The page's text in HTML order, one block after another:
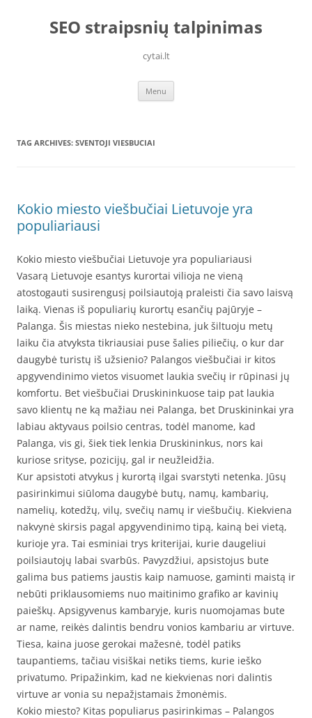
contentSEO straipsnių talpinimas
cytai.lt
Menu
TAG ARCHIVES: SVENTOJI VIESBUCIAI
Kokio miesto viešbučiai Lietuvoje yra
populiariausi
Kokio miesto viešbučiai Lietuvoje yra populiariausi
Vasarą Lietuvoje esantys kurortai vilioja ne vieną
atostogauti susirengusį poilsiautoją praleisti čia savo laisvą
laiką. Vienas iš populiarių kurortų esančių pajūryje –
Palanga. Šis miestas nieko nestebina, juk šiltuoju metų
laiku čia atvyksta tikriausiai puse šalies piliečių, o kur dar
daugybė turistų iš užsienio? Palangos viešbučiai ir kitos
apgyvendinimo vietos visuomet laukia svečių ir rūpinasi jų
komfortu. Bet viešbučiai Druskininkuose taip pat laukia
savo klientų ne ką mažiau nei Palanga, bet Druskininkai yra
labiau aktyvaus poilsio centras, todėl manome, kad
Palanga, vis gi, šiek tiek lenkia Druskininkus, nors kai
kuriose srityse, pozicijų, gal ir neužleidžia.
Kur apsistoti atvykus į kurortą ilgai svarstyti netenka. Jūsų
pasirinkimui siūloma daugybė butų, namų, kambarių,
namelių, kotedžų, vilų, svečių namų ir viešbučių. Kiekviena
nakvynė skirsis pagal apgyvendinimo tipą, kainą bei vietą,
kurioje yra. Tai esminiai trys kriterijai, kurie daugeliui
poilsiautojų labai svarbūs. Pavyzdžiui, apsistojus bute
galima bus patiems jaustis kaip namuose, gaminti maistą ir
nebūti priklausomiems nuo maitinimo grafiko ar kavinių
paieškų. Apsigyvenus kambaryje, kuris nuomojamas bute
ar name, reikės dalintis bendru vonios kambariu ar virtuve.
Tiesa, kaina juose gerokai mažesnė, todėl patiks
taupantiems, tačiau visiškai netiks tiems, kurie ieško
privatumo. Pripažinkim, kad ne kiekvienas nori dalintis
virtuve ar vonia su nepažįstamais žmonėmis.
Kokio miesto? Kitas populiarus pasirinkimas – Palangos